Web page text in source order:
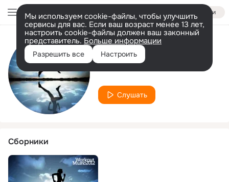
Войти
Мы используем cookie-файлы, чтобы улучшить
сервисы для вас. Если ваш возраст менее 13 лет,
настроить cookie-файлы должен ваш законный
представитель. Больше информации
Разрешить все Настроить
Исполнитель
DJ.Black
Слушать
Сборники